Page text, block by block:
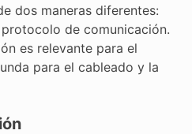
dos maneras diferentes:
de comunicación.
es relevante para el
para el cableado y la